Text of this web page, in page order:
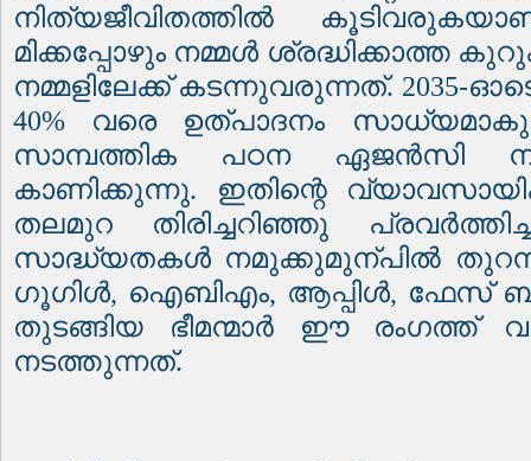
നിത്യജീവിതത്തിൽ
മിക്കപ്പോഴും നമ്മൾ ശ്രദ്ധിക്കാത്ത
നമ്മളിലേക്ക് കടന്നുവരുന്നത്. 2035-
40% വരെ ഉത്പാദനം
സാമ്പത്തിക പഠന ഏജൻസി
കാണിക്കുന്നു. ഇതിന്റെ
തലമുറ തിരിച്ചറിഞ്ഞു
സാദ്ധ്യതകൾ നമുക്കുമുന്പിൽ
ഗൂഗിൾ, ഐബിഎം, ആപ്പിൾ, ഫേസ്
തുടങ്ങിയ ഭീമന്മാർ ഈ രംഗത്ത്
നടത്തുന്നത്.